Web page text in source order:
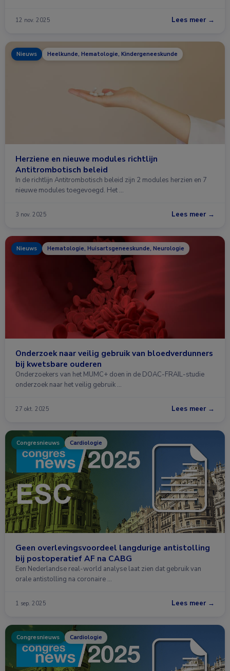
12 nov. 2025 Lees meer →
Nieuws Heelkunde, Hematologie, Kindergeneeskunde
Herziene en nieuwe modules richtlijn
Antitrombotisch beleid
In de richtlijn Antitrombotisch beleid zijn 2 modules herzien en 7
nieuwe modules toegevoegd. Het …
3 nov. 2025 Lees meer →
Nieuws Hematologie, Huisartsgeneeskunde, Neurologie
Onderzoek naar veilig gebruik van bloedverdunners
bij kwetsbare ouderen
Onderzoekers van het MUMC+ doen in de DOAC-FRAIL-studie
onderzoek naar het veilig gebruik …
27 okt. 2025 Lees meer →
Congresnieuws Cardiologie
Geen overlevingsvoordeel langdurige antistolling
bij postoperatief AF na CABG
Een Nederlandse real-world analyse laat zien dat gebruik van
orale antistolling na coronaire …
1 sep. 2025 Lees meer →
Congresnieuws Cardiologie